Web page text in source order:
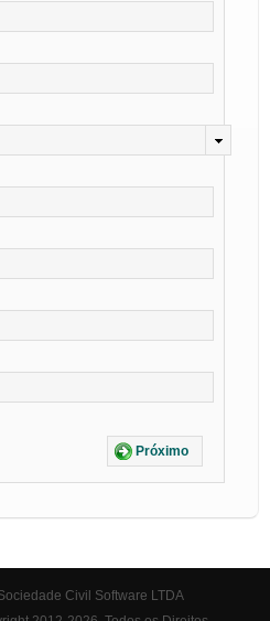
Próximo
Civil Software LTDA